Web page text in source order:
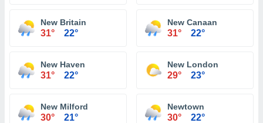
New Britain
31° 22°
New Canaan
31° 22°
New Haven
31° 22°
New London
29° 23°
New Milford
30° 21°
Newtown
30° 22°